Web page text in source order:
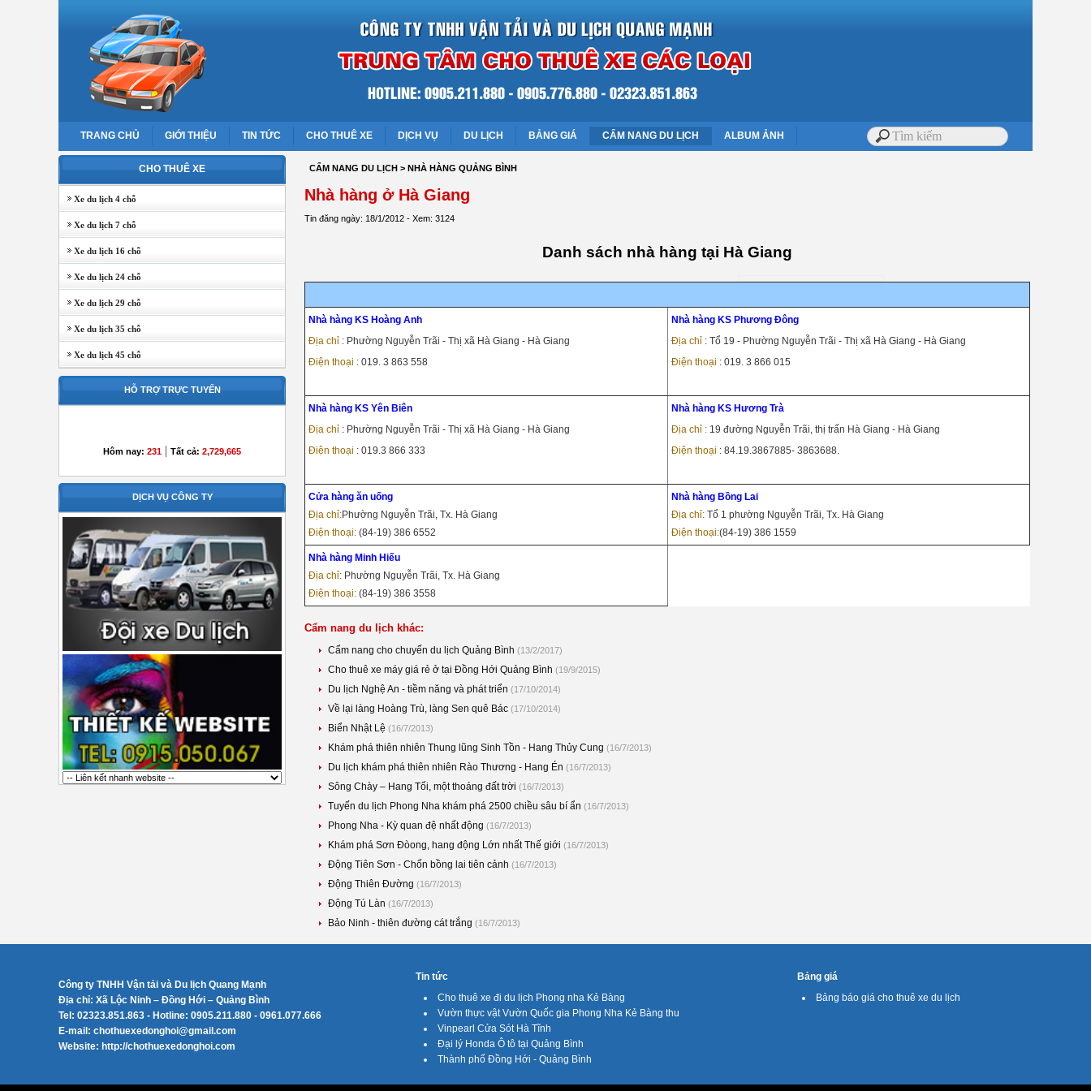
TRANG CHỦ GIỚI THIỆU TIN TỨC CHO THUÊ XE DỊCH VỤ DU LỊCH BẢNG GIÁ CẨM NANG DU LỊCH ALBUM ẢNH
CHO THUÊ XE
Xe du lịch 4 chỗ
Xe du lịch 7 chỗ
Xe du lịch 16 chỗ
Xe du lịch 24 chỗ
Xe du lịch 29 chỗ
Xe du lịch 35 chỗ
Xe du lịch 45 chỗ
HỖ TRỢ TRỰC TUYẾN
Hôm nay: 231 | Tất cả: 2,729,665
DỊCH VỤ CÔNG TY
CẨM NANG DU LỊCH > NHÀ HÀNG QUẢNG BÌNH
Nhà hàng ở Hà Giang
Tin đăng ngày: 18/1/2012 - Xem: 3124
Danh sách nhà hàng tại Hà Giang
Nhà hàng KS Hoàng Anh
Địa chỉ : Phường Nguyễn Trãi - Thị xã Hà Giang - Hà Giang
Điện thoại : 019. 3 863 558
Nhà hàng KS Phương Đông
Địa chỉ : Tổ 19 - Phường Nguyễn Trãi - Thị xã Hà Giang - Hà Giang
Điện thoại : 019. 3 866 015
Nhà hàng KS Yên Biên
Địa chỉ : Phường Nguyễn Trãi - Thị xã Hà Giang - Hà Giang
Điện thoại : 019.3 866 333
Nhà hàng KS Hương Trà
Địa chỉ : 19 đường Nguyễn Trãi, thị trấn Hà Giang - Hà Giang
Điện thoại : 84.19.3867885- 3863688.
Cửa hàng ăn uống
Địa chỉ:Phường Nguyễn Trãi, Tx. Hà Giang
Điện thoại: (84-19) 386 6552
Nhà hàng Bồng Lai
Địa chỉ: Tổ 1 phường Nguyễn Trãi, Tx. Hà Giang
Điện thoại:(84-19) 386 1559
Nhà hàng Minh Hiếu
Địa chỉ: Phường Nguyễn Trãi, Tx. Hà Giang
Điện thoại: (84-19) 386 3558
Cẩm nang du lịch khác:
Cẩm nang cho chuyến du lịch Quảng Bình (13/2/2017)
Cho thuê xe máy giá rẻ ở tại Đồng Hới Quảng Bình (19/9/2015)
Du lịch Nghệ An - tiềm năng và phát triển (17/10/2014)
Về lại làng Hoàng Trù, làng Sen quê Bác (17/10/2014)
Biển Nhật Lệ (16/7/2013)
Khám phá thiên nhiên Thung lũng Sinh Tồn - Hang Thủy Cung (16/7/2013)
Du lịch khám phá thiên nhiên Rào Thương - Hang Én (16/7/2013)
Sông Chày – Hang Tối, một thoáng đất trời (16/7/2013)
Tuyến du lịch Phong Nha khám phá 2500 chiều sâu bí ẩn (16/7/2013)
Phong Nha - Kỳ quan đệ nhất động (16/7/2013)
Khám phá Sơn Đòong, hang động Lớn nhất Thế giới (16/7/2013)
Động Tiên Sơn - Chốn bồng lai tiên cảnh (16/7/2013)
Động Thiên Đường (16/7/2013)
Động Tú Làn (16/7/2013)
Bảo Ninh - thiên đường cát trắng (16/7/2013)
Công ty TNHH Vận tải và Du lịch Quang Mạnh
Địa chỉ: Xã Lộc Ninh – Đồng Hới – Quảng Bình
Tel: 02323.851.863 - Hotline: 0905.211.880 - 0961.077.666
E-mail: chothuexedonghoi@gmail.com
Website: http://chothuexedonghoi.com
Tin tức
Cho thuê xe đi du lịch Phong nha Kẻ Bàng
Vườn thực vật Vườn Quốc gia Phong Nha Kẻ Bàng thu
Vinpearl Cửa Sót Hà Tĩnh
Đại lý Honda Ô tô tại Quảng Bình
Thành phố Đồng Hới - Quảng Bình
Bảng giá
Bảng báo giá cho thuê xe du lịch